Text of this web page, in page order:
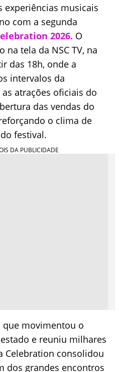
experiências musicais
com a segunda
2026. O
na tela da NSC TV, na
das 18h, onde a
intervalos da
atrações oficiais do
das vendas do
o clima de
festival.
que movimentou o
e reuniu milhares
Celebration consolidou
dos grandes encontros